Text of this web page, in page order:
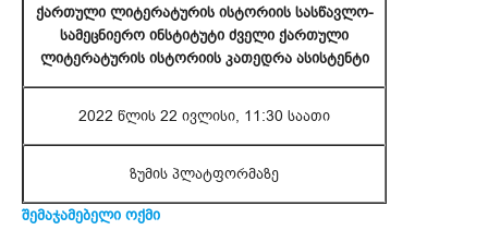
ქართული ლიტერატურის ისტორიის სასწავლო-
სამეცნიერო ინსტიტუტი ძველი ქართული
ლიტერატურის ისტორიის კათედრა ასისტენტი
2022 წლის 22 ივლისი, 11:30 საათი
ზუმის პლატფორმაზე
შემაჯამებელი ოქმი